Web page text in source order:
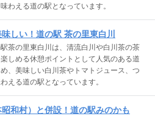
わえる道の駅となっています。
しい！道の駅 茶の里東白川
茶の里東白川は、清流白川や白川茶の茶
しめる休憩ポイントとして人気のある道
、美味しい白川茶やトマトジュース、つ
える道の駅となっています。
和村）と併設！道の駅みのかも